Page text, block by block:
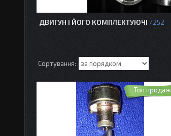
ДВИГУН І ЙОГО КОМПЛЕКТУЮЧІ 252
Топ продаж